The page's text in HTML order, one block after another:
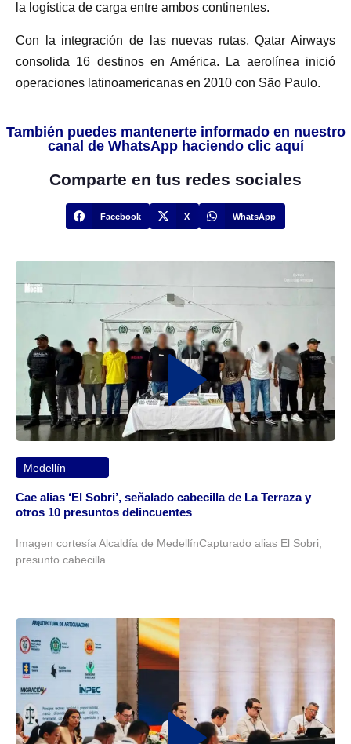
la logística de carga entre ambos continentes.
Con la integración de las nuevas rutas, Qatar Airways
consolida 16 destinos en América. La aerolínea inició
operaciones latinoamericanas en 2010 con São Paulo.
También puedes mantenerte informado en nuestro
canal de WhatsApp haciendo clic aquí
Comparte en tus redes sociales
Facebook X WhatsApp
Medellín
Cae alias ‘El Sobri’, señalado cabecilla de La Terraza y
otros 10 presuntos delincuentes
Imagen cortesía Alcaldía de MedellínCapturado alias El Sobri,
presunto cabecilla